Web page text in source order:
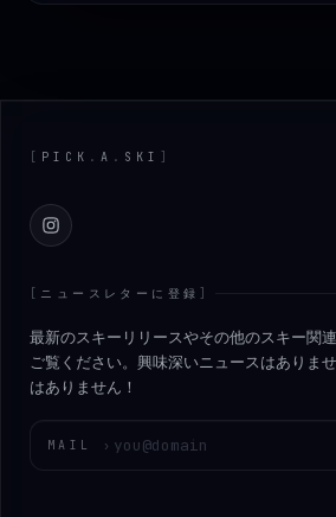
PICK . A . SKI
Instagram
ニュースレターに登録
最新のスキーリリースやその他のスキー関
ご覧ください。興味深いニュースはありま
はありません！
MAIL ›